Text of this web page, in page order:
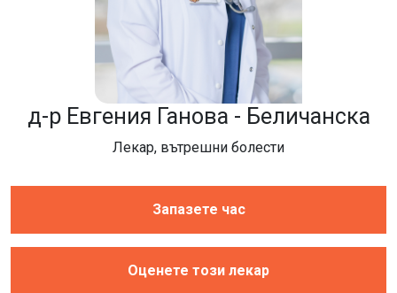
д-р Евгения Ганова - Беличанска
Лекар, вътрешни болести
Запазете час
Оценете този лекар